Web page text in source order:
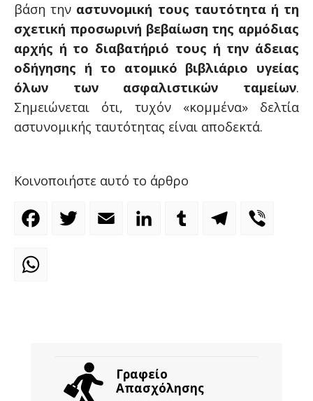
βάση την αστυνομική τους ταυτότητα ή τη
σχετική προσωρινή βεβαίωση της αρμόδιας
αρχής ή το διαβατήριό τους ή την άδειας
οδήγησης ή το ατομικό βιβλιάριο υγείας
όλων των ασφαλιστικών ταμείων.
Σημειώνεται ότι, τυχόν «κομμένα» δελτία
αστυνομικής ταυτότητας είναι αποδεκτά.
Κοινοποιήστε αυτό το άρθρο
FacebookTwitter Email LinkedIn Tumblr Telegram
Γραφείο
Απασχόλησης